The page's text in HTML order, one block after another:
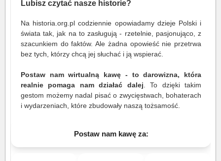
Lubisz czytać nasze historie?
Na historia.org.pl codziennie opowiadamy dzieje Polski i
świata tak, jak na to zasługują - rzetelnie, pasjonująco, z
szacunkiem do faktów. Ale żadna opowieść nie przetrwa
bez tych, którzy chcą jej słuchać i ją wspierać.
Postaw nam wirtualną kawę - to darowizna, która
realnie pomaga nam działać dalej. To dzięki takim
gestom możemy nadal pisać o zwycięstwach, bohaterach
i wydarzeniach, które zbudowały naszą tożsamość.
Postaw nam kawę za: